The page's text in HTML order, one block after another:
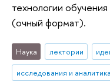
технологии
(очный формат).
Наука лектории
исследования и аналитика